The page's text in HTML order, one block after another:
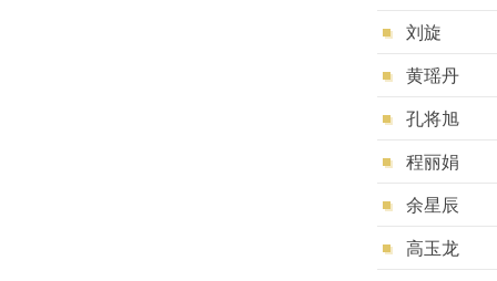
刘旋
黄瑶丹
孔将旭
程丽娟
余星辰
高玉龙